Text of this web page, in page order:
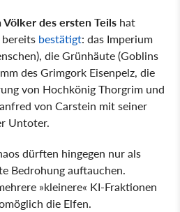
Völker des ersten Teils hat
bestätigt: das Imperium
die Grünhäute (Goblins
des Grimgork Eisenpelz, die
von Hochkönig Thorgrim und
von Carstein mit seiner
Untoter.
dürften hingegen nur als
Bedrohung auftauchen.
»kleinere« KI-Fraktionen
die Elfen.